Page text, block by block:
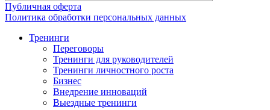
Публичная оферта
Политика обработки персональных данных
Тренинги
Переговоры
Тренинги для руководителей
Тренинги личностного роста
Бизнес
Внедрение инноваций
Выездные тренинги